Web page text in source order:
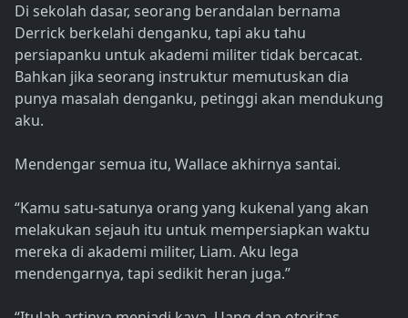
Di sekolah dasar, seorang berandalan bernama
Derrick berkelahi denganku, tapi aku tahu
persiapanku untuk akademi militer tidak bercacat.
Bahkan jika seorang instruktur memutuskan dia
punya masalah denganku, petinggi akan mendukung
aku.
Mendengar semua itu, Wallace akhirnya santai.
“Kamu satu-satunya orang yang kukenal yang akan
melakukan sejauh itu untuk mempersiapkan waktu
mereka di akademi militer, Liam. Aku lega
mendengarnya, tapi sedikit heran juga.”